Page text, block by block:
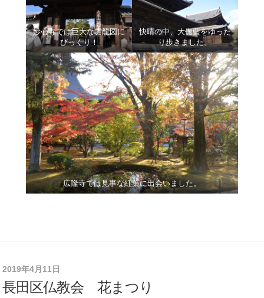
妙心寺では巨大な雲龍図に
びっくり！
快晴の中、大伽藍をゆった
り歩きました。
広隆寺では見事な紅葉に出会いました。
2019年4月11日
長田区仏教会 花まつり